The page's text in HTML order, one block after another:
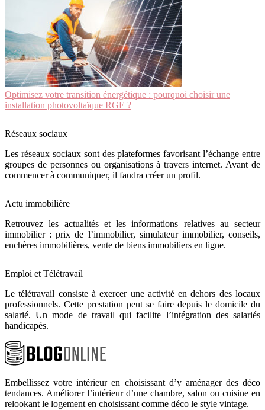
Optimisez votre transition énergétique : pourquoi choisir une
installation photovoltaïque RGE ?
Réseaux sociaux
Les réseaux sociaux sont des plateformes favorisant l’échange entre
groupes de personnes ou organisations à travers internet. Avant de
commencer à communiquer, il faudra créer un profil.
Actu immobilière
Retrouvez les actualités et les informations relatives au secteur
immobilier : prix de l’immobilier, simulateur immobilier, conseils,
enchères immobilières, vente de biens immobiliers en ligne.
Emploi et Télétravail
Le télétravail consiste à exercer une activité en dehors des locaux
professionnels. Cette prestation peut se faire depuis le domicile du
salarié. Un mode de travail qui facilite l’intégration des salariés
handicapés.
Embellissez votre intérieur en choisissant d’y aménager des déco
tendances. Améliorer l’intérieur d’une chambre, salon ou cuisine en
relookant le logement en choisissant comme déco le style vintage.